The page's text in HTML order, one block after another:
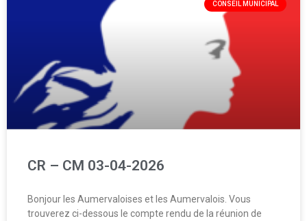
CONSEIL MUNICIPAL
CR – CM 03-04-2026
Bonjour les Aumervaloises et les Aumervalois. Vous
trouverez ci-dessous le compte rendu de la réunion de